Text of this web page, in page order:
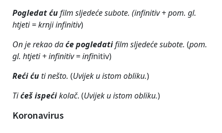
Pogledat ćufilm sljedeće subote. (infinitiv + pom. gl.
htjeti = krnji infinitiv)
On je rekao daće pogledatifilm sljedeće subote. (pom.
gl. htjeti + infinitiv = infinitiv)
Reći ćuti nešto. (Uvijek u istom obliku.)
Tićeš ispećikolač. (Uvijek u istom obliku.)
Koronavirus